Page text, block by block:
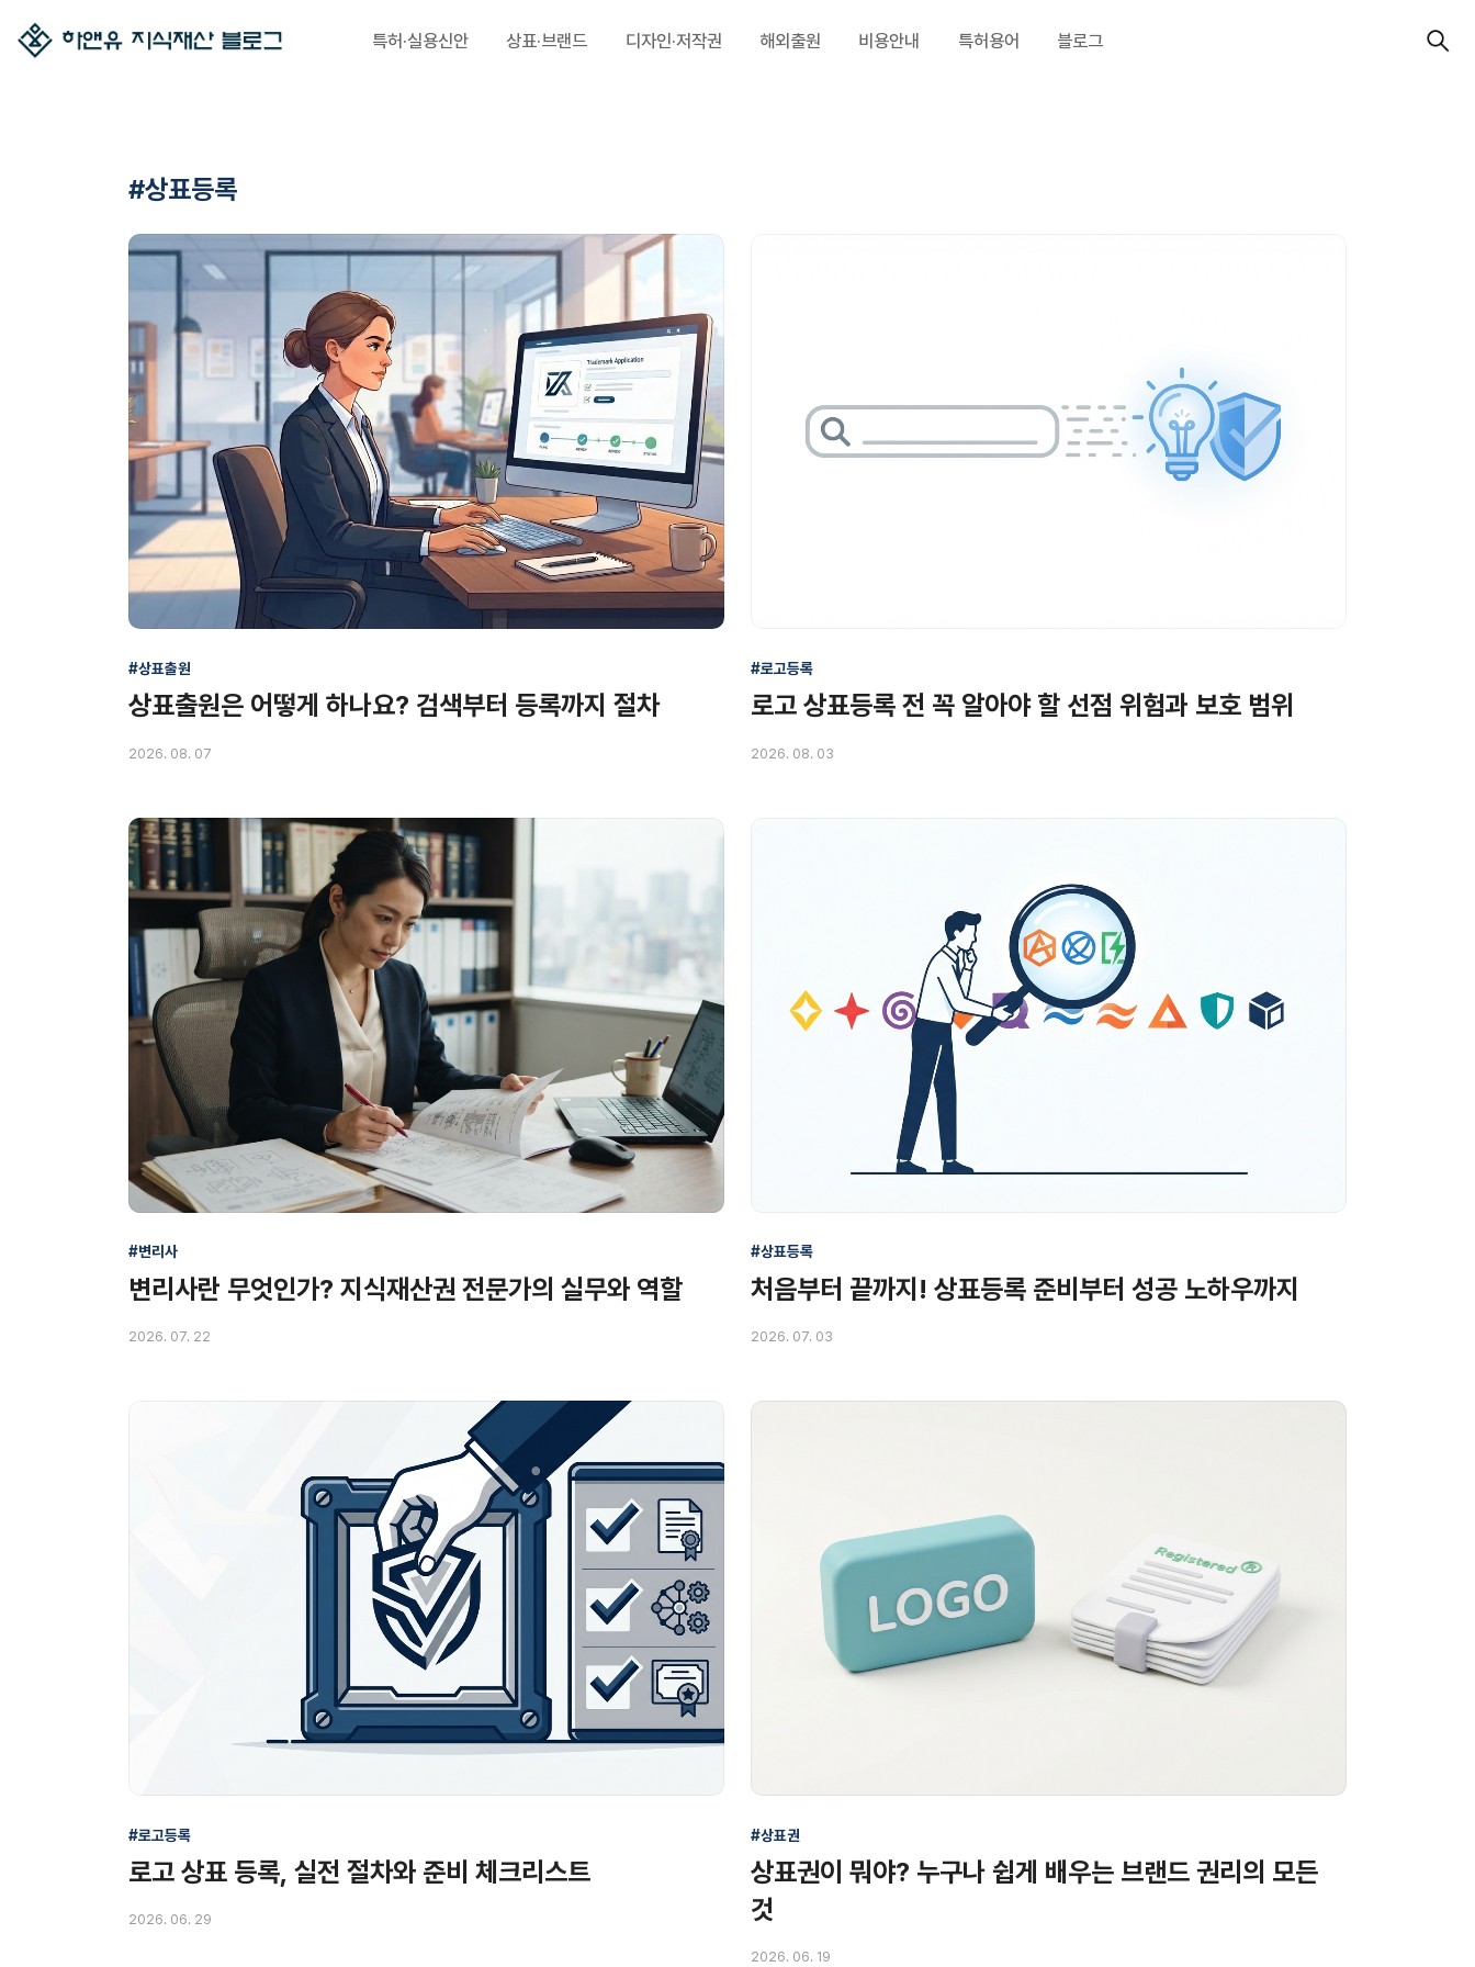
특허·실용신안 상표·브랜드 디자인·저작권 해외출원 비용안내 특허용어 블로그
#상표등록
#상표출원
상표출원은 어떻게 하나요? 검색부터 등록까지 절차
2026. 08. 07
#로고등록
로고 상표등록 전 꼭 알아야 할 선점 위험과 보호 범위
2026. 08. 03
#변리사
변리사란 무엇인가? 지식재산권 전문가의 실무와 역할
2026. 07. 22
#상표등록
처음부터 끝까지! 상표등록 준비부터 성공 노하우까지
2026. 07. 03
#로고등록
로고 상표 등록, 실전 절차와 준비 체크리스트
2026. 06. 29
#상표권
상표권이 뭐야? 누구나 쉽게 배우는 브랜드 권리의 모든
것
2026. 06. 19